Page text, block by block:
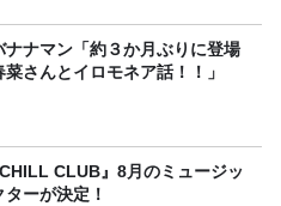
菜さんとイロモネア話！！」
CHILL CLUB』8月のミュージッ
ターが決定！